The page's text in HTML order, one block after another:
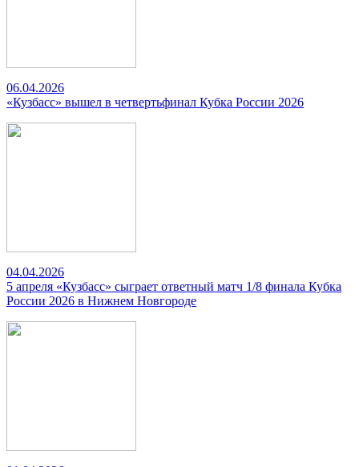
06.04.2026
«Кузбасс» вышел в четвертьфинал Кубка России 2026
04.04.2026
5 апреля «Кузбасс» сыграет ответный матч 1/8 финала Кубка
России 2026 в Нижнем Новгороде